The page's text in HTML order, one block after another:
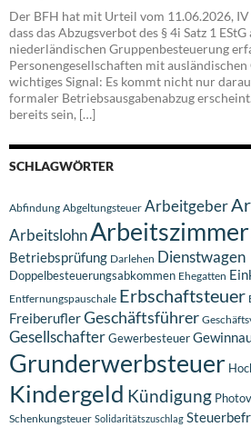
Der BFH hat mit Urteil vom 11.06.2026,
dass das Abzugsverbot des § 4i Satz 1
niederländischen Gruppenbesteuerung
Personengesellschaften mit
wichtiges Signal: Es kommt nicht nur
formaler Betriebsausgabenabzug
bereits sein, […]
SCHLAGWÖRTER
Abfindung Abgeltungsteuer Arbeitgeber
ArbeitslohnArbeitszimmer
Betriebsprüfung Darlehen Dienstwagen
Doppelbesteuerungsabkommen Ehegatten
Entfernungspauschale Erbschaftsteuer
FreiberuflerGeschäftsführer
GesellschafterGewerbesteuer
Grunderwerbsteuer
Kindergeld Kündigung
Schenkungsteuer Solidaritätszuschlag